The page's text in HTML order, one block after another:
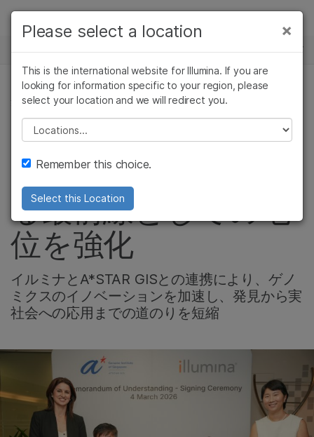
Skip to content
ソリューション
ラーニング
企業情報
サポート
お気に入りの分野を選択
ニュースセンター
集団ゲノミクス, プレシジョンヘルス, 会社情報
シンガポールが世界
のゲノミクスにおけ
る最前線としての地
位を強化
イルミナとA*STAR GISとの連携により、ゲノ
ミクスのイノベーションを加速し、発見から実
社会への応用までの道のりを短縮
×
Please select a location
This is the international website for Illumina. If you are
looking for information specific to your region, please
select your location and we will redirect you.
Please select a location
Remember this choice.
Select this Location
×
がん研究
微生物研究
農学研究
複雑な疾患
臨床オンコロジー
生殖医学
患研究